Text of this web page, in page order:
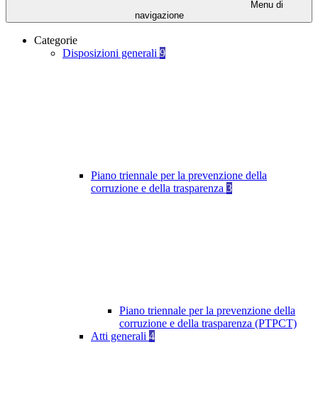
Menu di
navigazione
Categorie
Disposizioni generali 9
Piano triennale per la prevenzione della
corruzione e della trasparenza 3
Piano triennale per la prevenzione della
corruzione e della trasparenza (PTPCT)
Atti generali 4